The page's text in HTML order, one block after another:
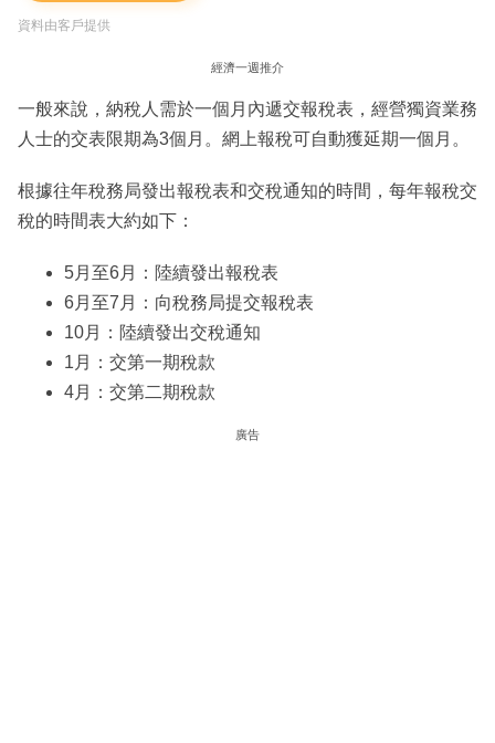
資料由客戶提供
經濟一週推介
一般來說，納稅人需於一個月內遞交報稅表，經營獨資業務
人士的交表限期為3個月。網上報稅可自動獲延期一個月。
根據往年稅務局發出報稅表和交稅通知的時間，每年報稅交
稅的時間表大約如下：
5月至6月：陸續發出報稅表
6月至7月：向稅務局提交報稅表
10月：陸續發出交稅通知
1月：交第一期稅款
4月：交第二期稅款
廣告